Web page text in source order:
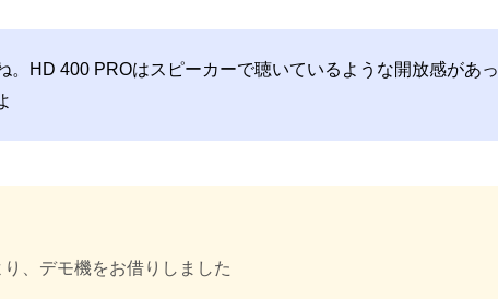
。HD 400 PROはスピーカーで聴いているような開放感があっ
、デモ機をお借りしました